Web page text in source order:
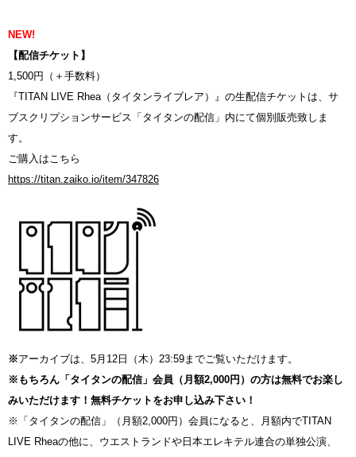
NEW!
【配信チケット】
1,500円（＋手数料）
『TITAN LIVE Rhea（タイタンライブレア）』の生配信チケットは、サ
ブスクリプションサービス「タイタンの配信」内にて個別販売致しま
す。
ご購入はこちら
https://titan.zaiko.io/item/347826
※アーカイブは、5月12日（木）23:59までご覧いただけます。
※もちろん「タイタンの配信」会員（月額2,000円）の方は無料でお楽し
みいただけます！無料チケットをお申し込み下さい！
※「タイタンの配信」（月額2,000円）会員になると、月額内でTITAN
LIVE Rheaの他に、ウエストランドや日本エレキテル連合の単独公演、